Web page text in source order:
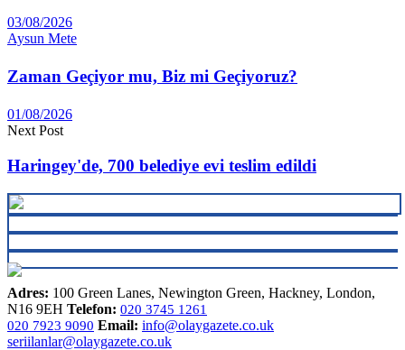
03/08/2026
Aysun Mete
Zaman Geçiyor mu, Biz mi Geçiyoruz?
01/08/2026
Next Post
Haringey'de, 700 belediye evi teslim edildi
Adres: 100 Green Lanes, Newington Green, Hackney, London,
N16 9EH Telefon: 020 3745 1261
020 7923 9090 Email: info@olaygazete.co.uk
seriilanlar@olaygazete.co.uk